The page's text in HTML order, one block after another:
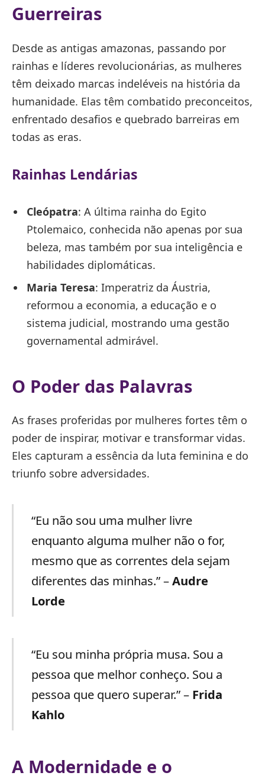
Guerreiras
Desde as antigas amazonas, passando por
rainhas e líderes revolucionárias, as mulheres
têm deixado marcas indeléveis na história da
humanidade. Elas têm combatido preconceitos,
enfrentado desafios e quebrado barreiras em
todas as eras.
Rainhas Lendárias
Cleópatra: A última rainha do Egito
Ptolemaico, conhecida não apenas por sua
beleza, mas também por sua inteligência e
habilidades diplomáticas.
Maria Teresa: Imperatriz da Áustria,
reformou a economia, a educação e o
sistema judicial, mostrando uma gestão
governamental admirável.
O Poder das Palavras
As frases proferidas por mulheres fortes têm o
poder de inspirar, motivar e transformar vidas.
Eles capturam a essência da luta feminina e do
triunfo sobre adversidades.
“Eu não sou uma mulher livre
enquanto alguma mulher não o for,
mesmo que as correntes dela sejam
diferentes das minhas.” –Audre
Lorde
“Eu sou minha própria musa. Sou a
pessoa que melhor conheço. Sou a
pessoa que quero superar.” – Frida
Kahlo
A Modernidade e o